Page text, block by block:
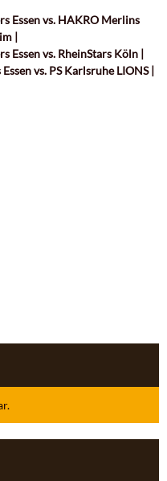
Essen vs. HAKRO Merlins
|
Essen vs. RheinStars Köln |
vs. PS Karlsruhe LIONS |